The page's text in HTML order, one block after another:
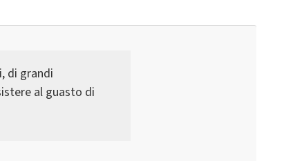
di grandi
al guasto di